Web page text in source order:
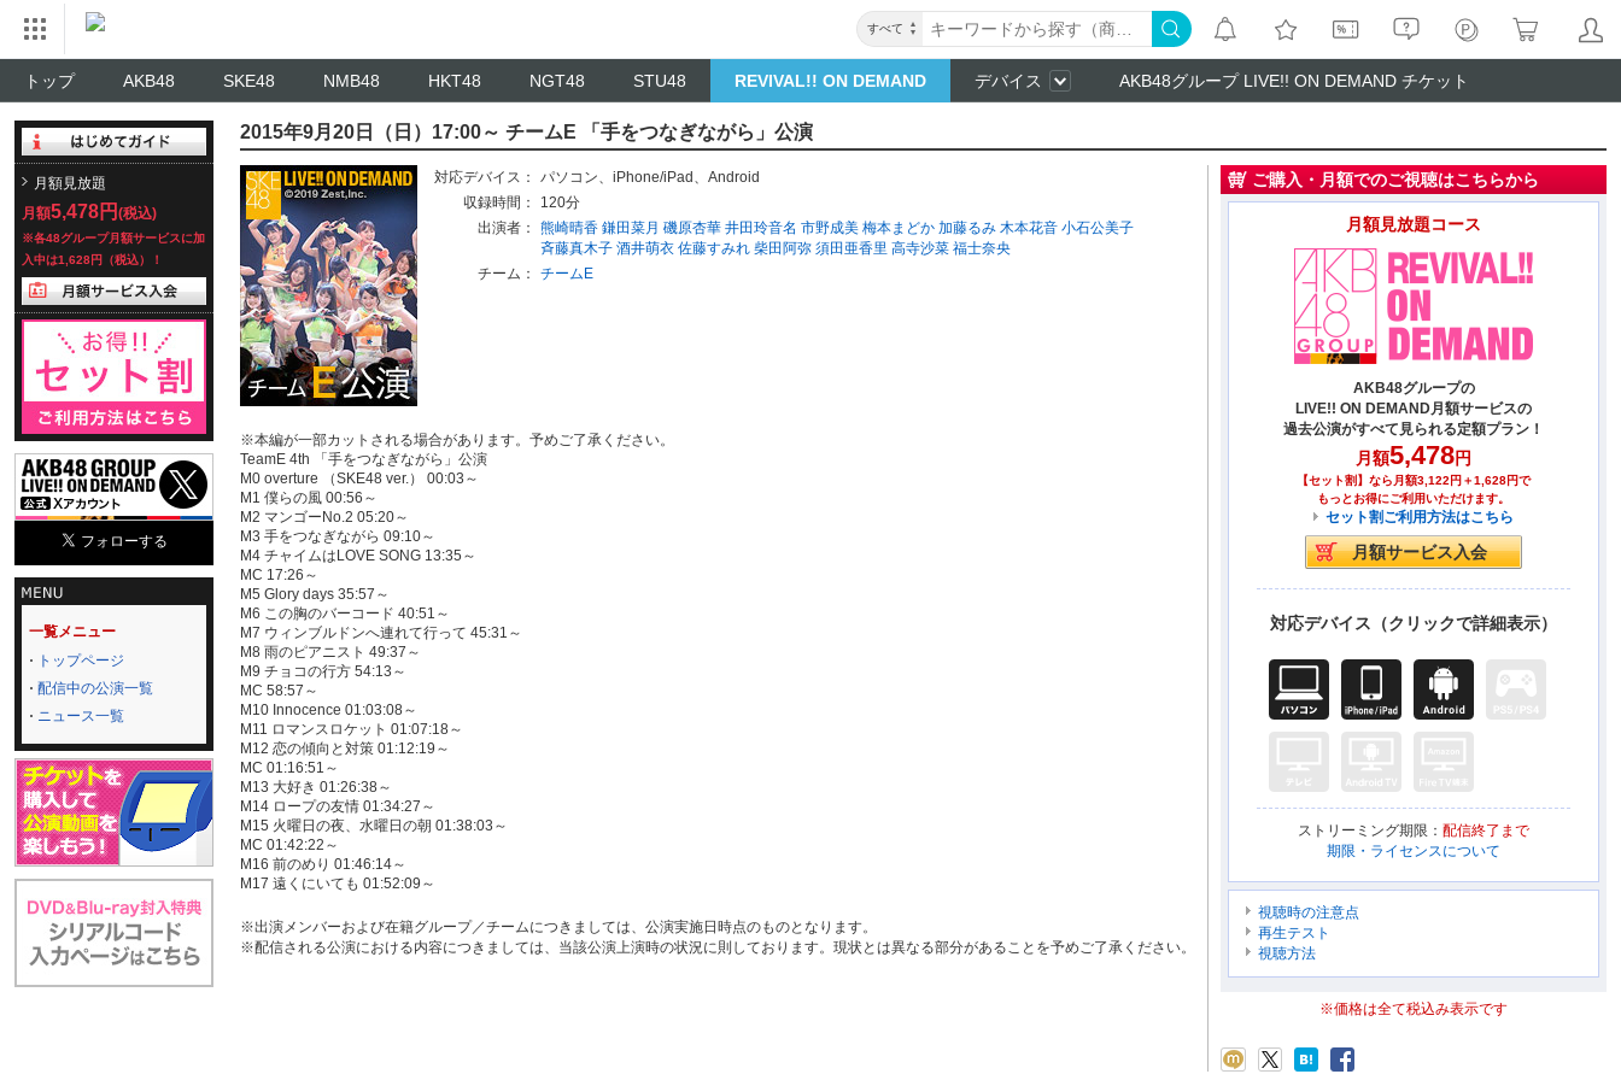
すべて
トップ AKB48 SKE48 NMB48 HKT48 NGT48 STU48 REVIVAL!! ON DEMAND デバイス AKB48グループ LIVE!! ON DEMAND チケット
月額見放題
月額5,478円 (税込)
※各48グループ月額サービスに加
入中は1,628円（税込）！
一覧メニュー
トップページ
配信中の公演一覧
ニュース一覧
2015年9月20日（日）17:00～ チームE 「手をつなぎながら」公演
対応デバイス： パソコン、 iPhone/iPad 、 Android
収録時間：
120分
出演者：
熊崎晴香 鎌田菜月 磯原杏華 井田玲音名 市野成美 梅本まどか 加藤るみ 木本花音 小石公美子
斉藤真木子 酒井萌衣 佐藤すみれ 柴田阿弥 須田亜香里 高寺沙菜 福士奈央
チーム：
チームE
※本編が一部カットされる場合があります。予めご了承ください。
TeamE 4th 「手をつなぎながら」公演
M0 overture （SKE48 ver.） 00:03～
M1 僕らの風 00:56～
M2 マンゴーNo.2 05:20～
M3 手をつなぎながら 09:10～
M4 チャイムはLOVE SONG 13:35～
MC 17:26～
M5 Glory days 35:57～
M6 この胸のバーコード 40:51～
M7 ウィンブルドンへ連れて行って 45:31～
M8 雨のピアニスト 49:37～
M9 チョコの行方 54:13～
MC 58:57～
M10 Innocence 01:03:08～
M11 ロマンスロケット 01:07:18～
M12 恋の傾向と対策 01:12:19～
MC 01:16:51～
M13 大好き 01:26:38～
M14 ロープの友情 01:34:27～
M15 火曜日の夜、水曜日の朝 01:38:03～
MC 01:42:22～
M16 前のめり 01:46:14～
M17 遠くにいても 01:52:09～
※出演メンバーおよび在籍グループ／チームにつきましては、公演実施日時点のものとなります。
※配信される公演における内容につきましては、当該公演上演時の状況に則しております。現状とは異なる部分があることを予めご了承ください。
ご購入・月額でのご視聴はこちらから
月額見放題コース
AKB48グループの
LIVE!! ON DEMAND月額サービスの
過去公演がすべて見られる定額プラン！
月額5,478円
【セット割】なら月額3,122円＋1,628円で
もっとお得にご利用いただけます。
セット割ご利用方法はこちら
対応デバイス（クリックで詳細表示）
ストリーミング期限： 配信終了まで
期限・ライセンスについて
視聴時の注意点
再生テスト
視聴方法
※価格は全て税込み表示です